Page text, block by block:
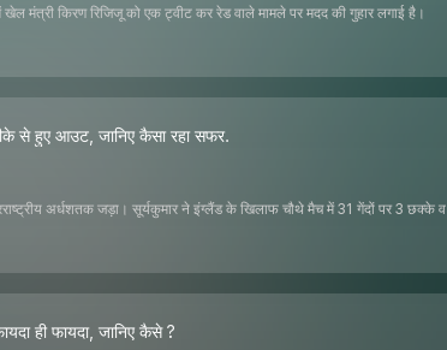
मंत्री किरण रिजिजू को एक ट्वीट कर रेड वाले मामले पर मदद की गुहार लगाई है।
से हुए आउट, जानिए कैसा रहा सफर.
अर्धशतक जड़ा। सूर्यकुमार ने इंग्लैंड के खिलाफ चौथे मैच में 31 गेंदों पर 3 छक्के व
ही फायदा, जानिए कैसे ?